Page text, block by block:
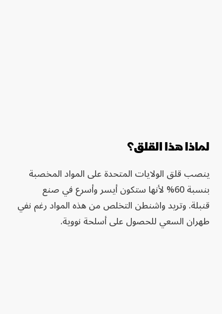
لماذا هذا القلق؟
ينصب قلق الولايات المتحدة على المواد المخصبة
بنسبة 60% لأنها ستكون أيسر وأسرع في صنع
قنبلة. وتريد واشنطن التخلص من هذه المواد رغم نفي
طهران السعي للحصول على أسلحة نووية.